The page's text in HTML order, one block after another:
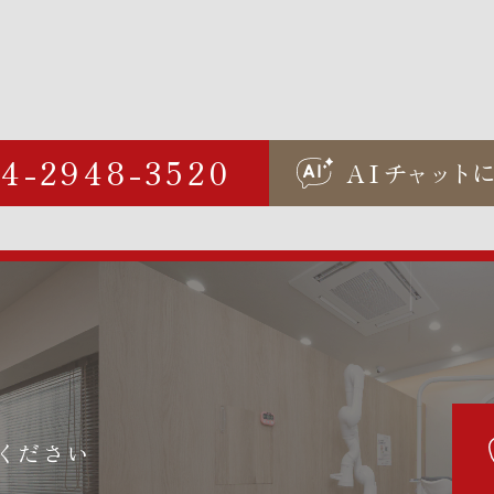
2948-3520 AIチャ ッ ト
ださい